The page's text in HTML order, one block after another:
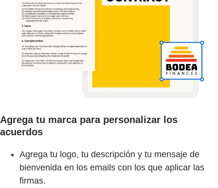
Agrega tu marca para personalizar los
acuerdos
Agrega tu logo, tu descripción y tu mensaje de
bienvenida en los emails con los que aplicar las
firmas.